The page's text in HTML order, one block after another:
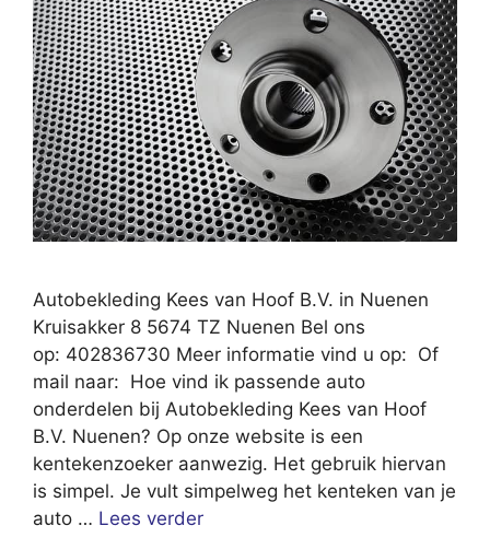
Autobekleding Kees van Hoof B.V. in Nuenen
Kruisakker 8 5674 TZ Nuenen Bel ons
op: 402836730 Meer informatie vind u op: Of
mail naar: Hoe vind ik passende auto
onderdelen bij Autobekleding Kees van Hoof
B.V. Nuenen? Op onze website is een
kentekenzoeker aanwezig. Het gebruik hiervan
is simpel. Je vult simpelweg het kenteken van je
auto … Lees verder